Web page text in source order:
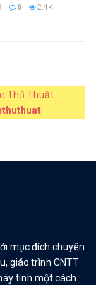
0 2.4K
Thủ Thuật
mục đích chuyên
giáo trình CNTT
tính một cách